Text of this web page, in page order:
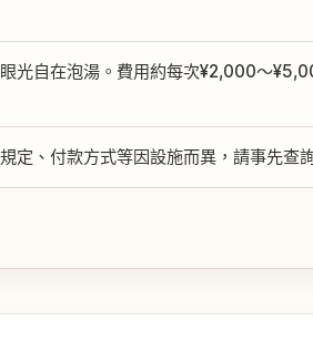
光自在泡湯。費用約每次¥2,000～
定、付款方式等因設施而異，請事先查